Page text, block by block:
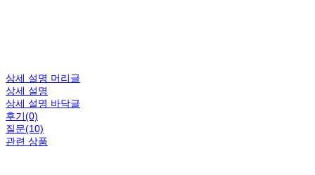
상세 설명 머리글
상세 설명
상세 설명 바닥글
후기(0)
질문(10)
관련 상품